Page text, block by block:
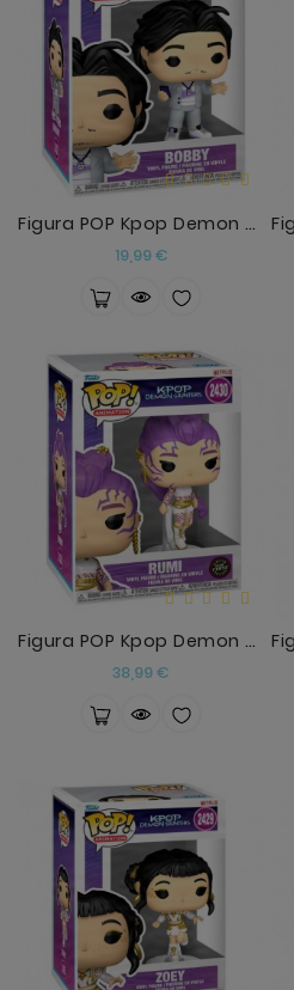
Figura POP Kpop Demon Hunters Bobby
19,99 €Precio
Figura POP Kpop Demon Hunters Rumi Chase
38,99 €